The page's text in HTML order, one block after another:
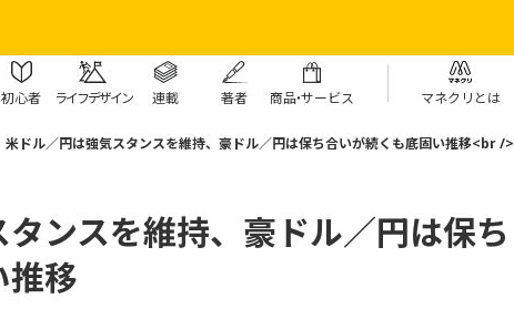
初心者 ライフデザイン 連載 著者 商品・サービス マネクリとは
米ドル／円は強気スタンスを維持、豪ドル／円は保ち合いが続くも底固い推移<br />
ンスを維持、豪ドル／円は保ち
推移